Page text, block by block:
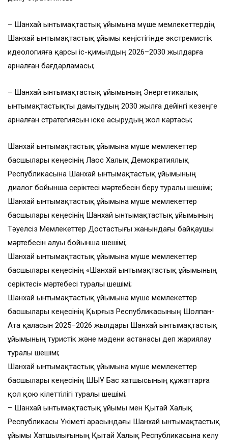
– Шанхай ынтымақтастық ұйымына мүше мемлекеттердің
Шанхай ынтымақтастық ұйымы кеңістігінде экстремистік
идеологияға қарсы іс-қимылдың 2026–2030 жылдарға
арналған бағдарламасы;
– Шанхай ынтымақтастық ұйымының Энергетикалық
ынтымақтастықты дамытудың 2030 жылға дейінгі кезеңге
арналған стратегиясын іске асырудың жол картасы;
Шанхай ынтымақтастық ұйымына мүше мемлекеттер
басшылары кеңесінің Лаос Халық Демократиялық
Республикасына Шанхай ынтымақтастық ұйымының
диалог бойынша серіктесі мәртебесін беру туралы шешімі;
Шанхай ынтымақтастық ұйымына мүше мемлекеттер
басшылары кеңесінің Шанхай ынтымақтастық ұйымының
Тәуелсіз Мемлекеттер Достастығы жанындағы байқаушы
мәртебесін алуы бойынша шешімі;
Шанхай ынтымақтастық ұйымына мүше мемлекеттер
басшылары кеңесінің «Шанхай ынтымақтастық ұйымының
серіктесі» мәртебесі туралы шешімі;
Шанхай ынтымақтастық ұйымына мүше мемлекеттер
басшылары кеңесінің Қырғыз Республикасының Шолпан-
Ата қаласын 2025–2026 жылдары Шанхай ынтымақтастық
ұйымының туристік және мәдени астанасы деп жариялау
туралы шешімі;
Шанхай ынтымақтастық ұйымына мүше мемлекеттер
басшылары кеңесінің ШЫҰ Бас хатшысының құжаттарға
қол қою өкілеттілігі туралы шешімі;
– Шанхай ынтымақтастық ұйымы мен Қытай Халық
Республикасы Үкіметі арасындағы Шанхай ынтымақтастық
ұйымы Хатшылығының Қытай Халық Республикасына келу